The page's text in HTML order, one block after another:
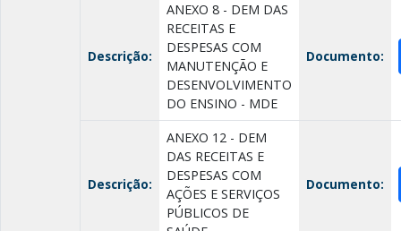
Descrição:
ANEXO 8 - DEM DAS
RECEITAS E
DESPESAS COM
MANUTENÇÃO E
DESENVOLVIMENTO
DO ENSINO - MDE
Documento:
Descrição:
ANEXO 12 - DEM
DAS RECEITAS E
DESPESAS COM
AÇÕES E SERVIÇOS
PÚBLICOS DE
Documento: